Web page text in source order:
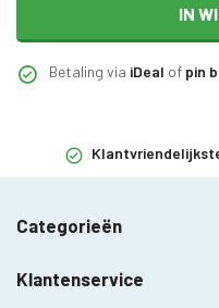
IN
Betaling via iDeal of pin
Categorieën
Klantenservice